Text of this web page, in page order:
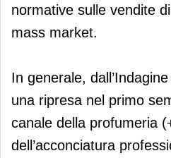
normative sulle vendite
mass market.
In generale,
una ripresa nel primo
canale della profumeria
dell’acconciatura